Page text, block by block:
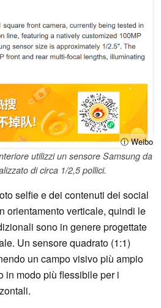
ⓘ Weibo
utilizzi un sensore Samsung da
di circa 1/2,5 pollici.
selfie e dei contenuti dei social
orientamento verticale, quindi le
sono in genere progettate
Un sensore quadrato (1:1)
un campo visivo più ampio
in modo più flessibile per i